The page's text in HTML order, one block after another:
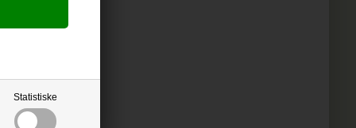
Statistiske